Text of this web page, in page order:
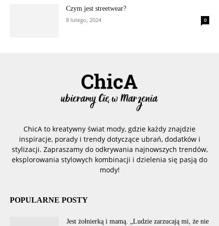
Czym jest streetwear?
8 lutego, 2024
0
ChicA to kreatywny świat mody, gdzie każdy znajdzie
inspiracje, porady i trendy dotyczące ubrań, dodatków i
stylizacji. Zapraszamy do odkrywania najnowszych trendów,
eksplorowania stylowych kombinacji i dzielenia się pasją do
mody!
POPULARNE POSTY
Jest żołnierką i mamą. „Ludzie zarzucają mi, że nie